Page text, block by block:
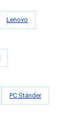
Lenovo
PC Ständer